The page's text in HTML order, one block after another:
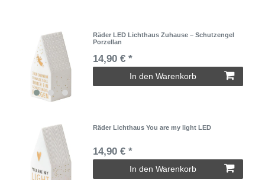
Räder LED Lichthaus Zuhause – Schutzengel
Porzellan
14,90 € *
In den Warenkorb
Räder Lichthaus You are my light LED
14,90 € *
In den Warenkorb